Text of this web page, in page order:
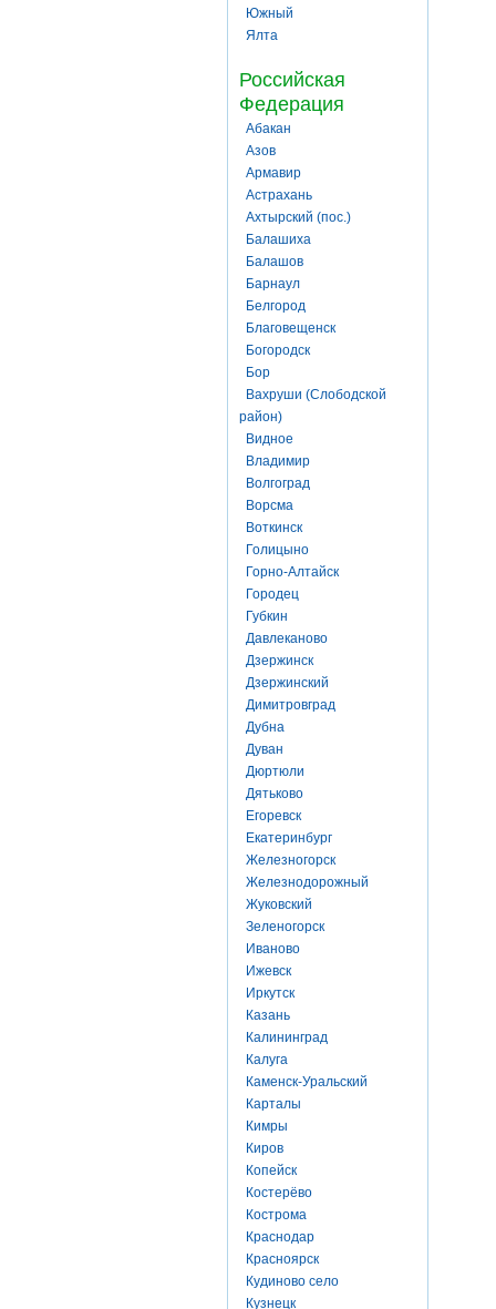
Южный
Ялта
Российская
Федерация
Абакан
Азов
Армавир
Астрахань
Ахтырский (пос.)
Балашиха
Балашов
Барнаул
Белгород
Благовещенск
Богородск
Бор
Вахруши (Слободской
район)
Видное
Владимир
Волгоград
Ворсма
Воткинск
Голицыно
Горно-Алтайск
Городец
Губкин
Давлеканово
Дзержинск
Дзержинский
Димитровград
Дубна
Дуван
Дюртюли
Дятьково
Егоревск
Екатеринбург
Железногорск
Железнодорожный
Жуковский
Зеленогорск
Иваново
Ижевск
Иркутск
Казань
Калининград
Калуга
Каменск-Уральский
Карталы
Кимры
Киров
Копейск
Костерёво
Кострома
Краснодар
Красноярск
Кудиново село
Кузнецк